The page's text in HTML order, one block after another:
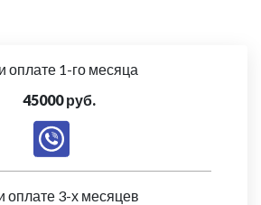
оплате 1-го месяца
45000 руб.
оплате 3-х месяцев